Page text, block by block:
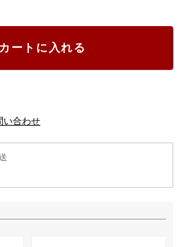
カートに入れる